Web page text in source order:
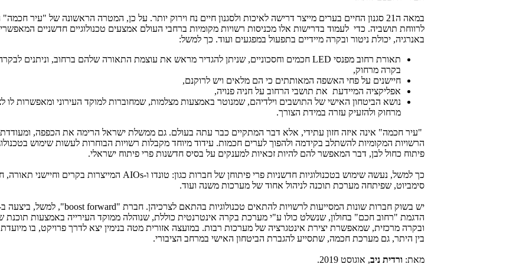
במאה ה21 סגנון החיים בערים מייצר דרישה לאיכות ולסגנון חיים נח וירוק יותר. על כן, המטרה הראשונה של "עיר
לרווחת תושביה. כדי לעמוד בדרישות אלו מכניסות רשויות מקומיות ברחבי העולם אמצעים טכנולוגיים חדשניים
באנרגיה, יכולת ניטור ובקרה מיידיים בתפעול במפגעים ועוד. כך למשל:
תאורת רחוב מפנסי LED חכמים וחסכוניים, שניתן להגדיר מראש את עוצמת התאורה שלהם ברחוב, וניתנים
בקרה מרחוק,
חיישנים על פחי האשפה המאותתים כי הם מלאים ויש לרוקנם,
אפליקציה המיידעת את תושבי הרחוב על חניה פנויה,
נושא הביטחון האישי של התושבים וילדיהם, שמנוטר באמצעות מצלמות, שמחוברות למוקד העירוני ומאפשרות לו
מרחוק ולהזעיק עזרה במידת הצורך.
"עיר חכמה" אינה איזה חזון עתידי, אלא דבר המתקיים כבר עתה בעולם. גם ממשלת ישראל הרימה את הכפפה,
הרשויות המקומיות להשתלב בקידמה ולהפוך לערים חכמות. עידוד מיוחד מקבלות רשויות הבוחרות לעשות שימוש
פיתוח כחול לבן, דבר המאפשר להם להיות זכאיות למענקים על בסיס חדשנות פרי פיתוח ישראלי.
כך למשל, נעשה שימוש בטכנולוגיות חדשניות פרי פיתוחן של חברות כגון: טונדו ו-AIOs המייצרות בקרים וחיישני תאורה,
סימביוט, שפיתחה מערכת תוכנה לניהול אחוד של מערכות משנה ועוד.
יש בשוק חברות שונות המסייעות לרשויות להתאים טכנולוגיות בהתאם לצרכיהן. חברת "boost forward
הדגמת "רחוב חכם" בחולון, שנשלט כולו ע"י מערכת בקרה אינטרנטית כוללת, שנוהלה ממוקד העירייה באמצעות תוכנת
ובקרה מרכזית, שמאפשרת יצירת אינטגרציה של מערכות רבות. במועצה אזורית מטה בנימין יצא לדרך פרויקט, בו
בין היתר, גם מערכת חכמה, שתסייע להגברת הביטחון האישי במרחב הציבורי.
מאת: ורדית ניב, אוגוסט 2019.